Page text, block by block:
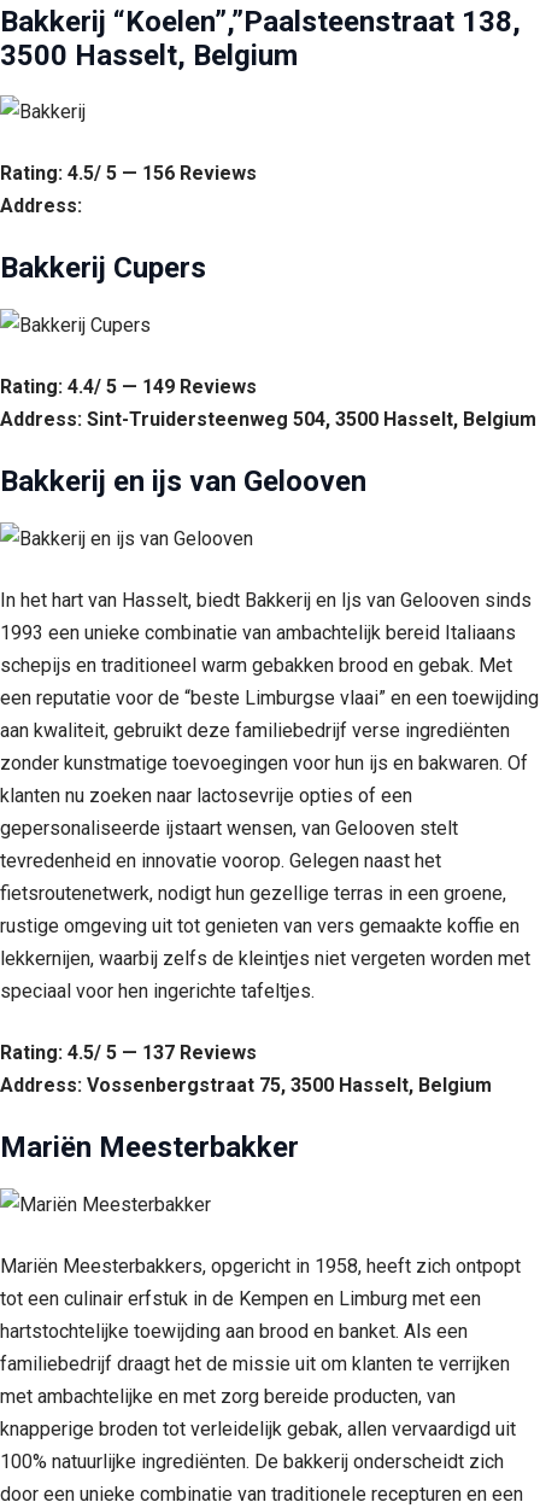
Bakkerij “Koelen”,”Paalsteenstraat 138,
3500 Hasselt, Belgium
Rating: 4.5/ 5 — 156 Reviews
Address:
Bakkerij Cupers
Rating: 4.4/ 5 — 149 Reviews
Address: Sint-Truidersteenweg 504, 3500 Hasselt, Belgium
Bakkerij en ijs van Gelooven
In het hart van Hasselt, biedt Bakkerij en Ijs van Gelooven sinds
1993 een unieke combinatie van ambachtelijk bereid Italiaans
schepijs en traditioneel warm gebakken brood en gebak. Met
een reputatie voor de “beste Limburgse vlaai” en een toewijding
aan kwaliteit, gebruikt deze familiebedrijf verse ingrediënten
zonder kunstmatige toevoegingen voor hun ijs en bakwaren. Of
klanten nu zoeken naar lactosevrije opties of een
gepersonaliseerde ijstaart wensen, van Gelooven stelt
tevredenheid en innovatie voorop. Gelegen naast het
fietsroutenetwerk, nodigt hun gezellige terras in een groene,
rustige omgeving uit tot genieten van vers gemaakte koffie en
lekkernijen, waarbij zelfs de kleintjes niet vergeten worden met
speciaal voor hen ingerichte tafeltjes.
Rating: 4.5/ 5 — 137 Reviews
Address: Vossenbergstraat 75, 3500 Hasselt, Belgium
Mariën Meesterbakker
Mariën Meesterbakkers, opgericht in 1958, heeft zich ontpopt
tot een culinair erfstuk in de Kempen en Limburg met een
hartstochtelijke toewijding aan brood en banket. Als een
familiebedrijf draagt het de missie uit om klanten te verrijken
met ambachtelijke en met zorg bereide producten, van
knapperige broden tot verleidelijk gebak, allen vervaardigd uit
100% natuurlijke ingrediënten. De bakkerij onderscheidt zich
door een unieke combinatie van traditionele recepturen en een